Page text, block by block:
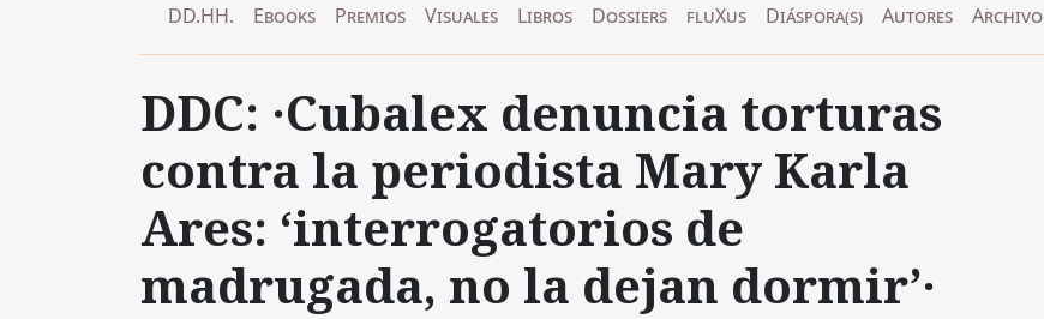
DD.HH. Ebooks Premios Visuales Libros Dossiers fluXus Diáspora(s) Autores Archivo
DDC: ·Cubalex denuncia torturas
contra la periodista Mary Karla
Ares: ‘interrogatorios de
madrugada, no la dejan dormir’·